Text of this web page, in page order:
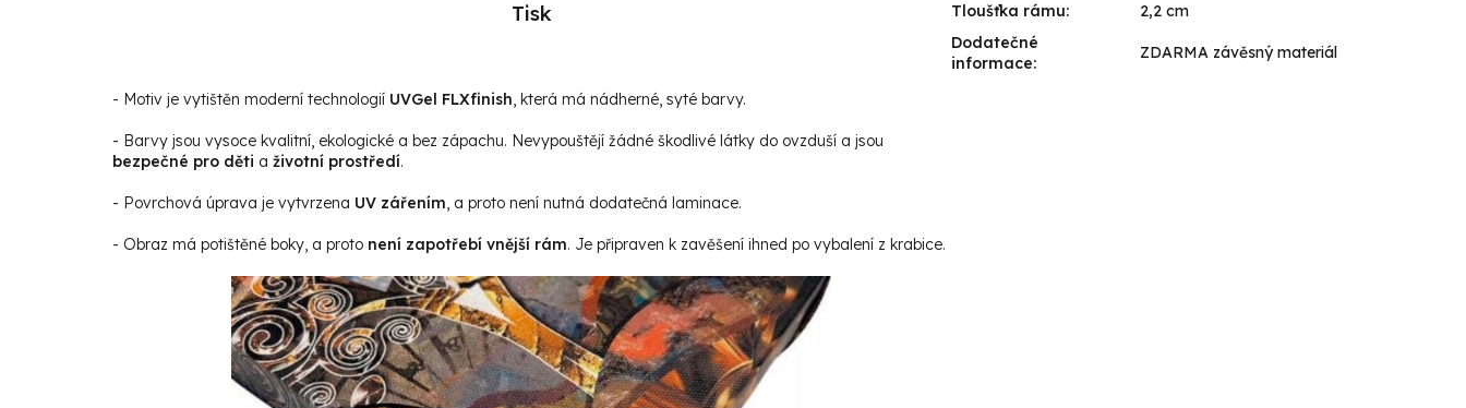
Tisk
- Motiv je vytištěn moderní technologií UVGel FLXfinish, která má nádherné, syté barvy.
- Barvy jsou vysoce kvalitní, ekologické a bez zápachu. Nevypouštějí žádné škodlivé látky do ovzduší a jsou
bezpečné pro děti a životní prostředí.
- Povrchová úprava je vytvrzena UV zářením, a proto není nutná dodatečná laminace.
- Obraz má potištěné boky, a proto není zapotřebí vnější rám. Je připraven k zavěšení ihned po vybalení z krabice.
Tloušťka rámu:
2,2 cm
Dodatečné
informace:
ZDARMA závěsný materiál